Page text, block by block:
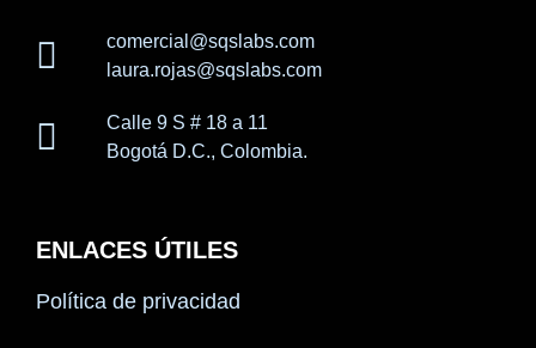
comercial@sqslabs.com
laura.rojas@sqslabs.com
Calle 9 S # 18 a 11
Bogotá D.C., Colombia.
ENLACES ÚTILES
Política de privacidad